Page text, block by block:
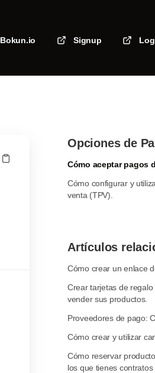
Bokun.io Signup
Opciones de
Cómo aceptar pagos
Cómo configurar y
venta (TPV).
Artículos
Cómo crear un enlace
Crear tarjetas de
vender sus productos.
Proveedores de pago:
Cómo crear y utilizar
Cómo reservar
los que tienes contratos